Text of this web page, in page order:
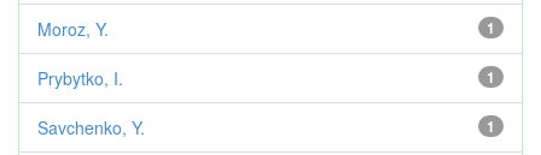
1
Moroz, Y.
1
Prybytko, I.
1
Savchenko, Y.